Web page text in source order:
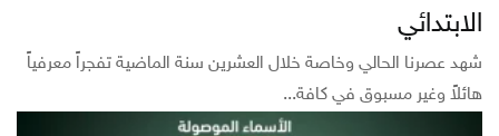
الابتدائي
شهد عصرنا الحالي وخاصة خلال العشرين سنة الماضية تفجراً معرفياً
هائلاً وغير مسبوق في كافة...